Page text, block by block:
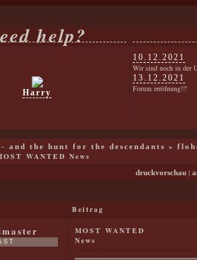
help?
Harry
10.12.2021
Wir sind noch in der
13.12.2021
Forum erröfnung!!!
and the hunt for the descendants »
WANTED News
druckvorschau |
Beitrag
MOST WANTED
News